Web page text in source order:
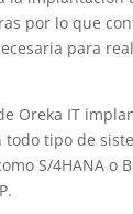
por lo que
para
Oreka IT
tipo de
S/4HANA o